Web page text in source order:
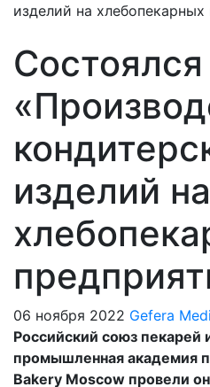
изделий на хлебопекарных
изделий на
06 ноября 2022 Gefera
Российский союз
промышленная академия
Bakery Moscow провели